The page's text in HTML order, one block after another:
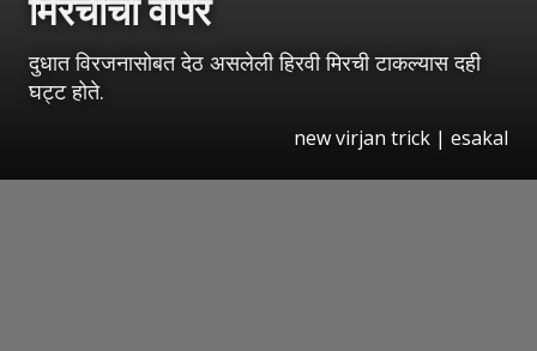
दुधात विरजनासोबत देठ असलेली हिरवी मिरची टाकल्यास दही
घट्ट होते.
new virjan trick | esakal